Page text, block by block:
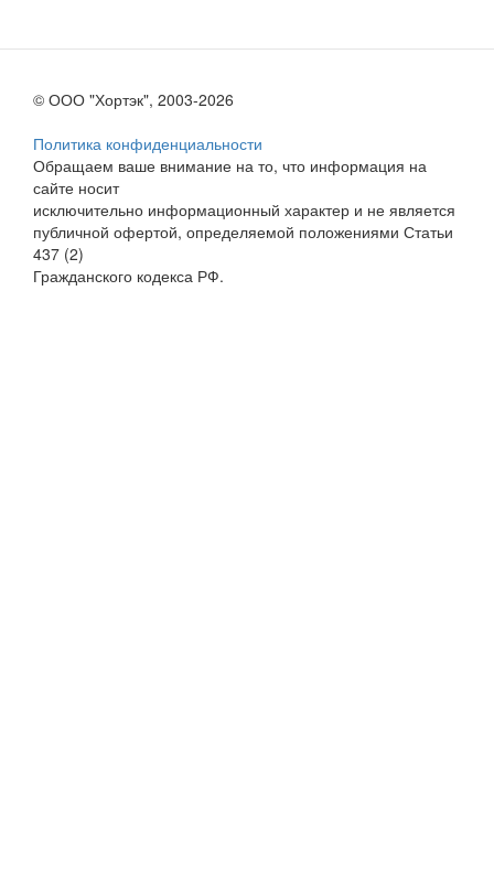
© ООО "Хортэк", 2003-2026
Политика конфиденциальности
Обращаем ваше внимание на то, что информация на
сайте носит
исключительно информационный характер и не является
публичной офертой, определяемой положениями Статьи
437 (2)
Гражданского кодекса РФ.